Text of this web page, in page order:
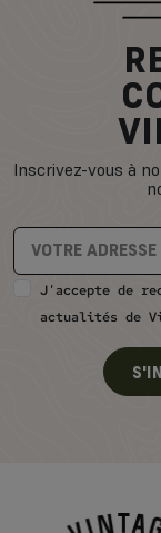
Inscrivez-vous à
J'accepte de
actualités de